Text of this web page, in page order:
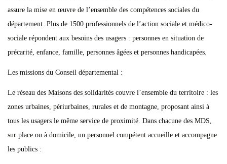
assure la mise en œuvre de l’ensemble des compétences sociales du
département. Plus de 1500 professionnels de l’action sociale et médico-
sociale répondent aux besoins des usagers : personnes en situation de
précarité, enfance, famille, personnes âgées et personnes handicapées.
Les missions du Conseil départemental :
Le réseau des Maisons des solidarités couvre l’ensemble du territoire : les
zones urbaines, périurbaines, rurales et de montagne, proposant ainsi à
tous les usagers le même service de proximité. Dans chacune des MDS,
sur place ou à domicile, un personnel compétent accueille et accompagne
les publics :